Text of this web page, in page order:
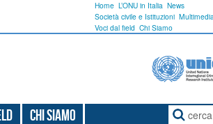
Home L’ONU in Italia News
Società civile e Istituzioni
Voci dal field Chi Siamo
Chi Siamo